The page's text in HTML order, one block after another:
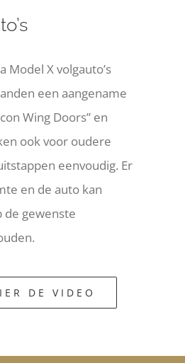
Model X volgauto’s
een aangename
Wing Doors” en
ook voor oudere
eenvoudig. Er
en de auto kan
de gewenste
DE VIDEO